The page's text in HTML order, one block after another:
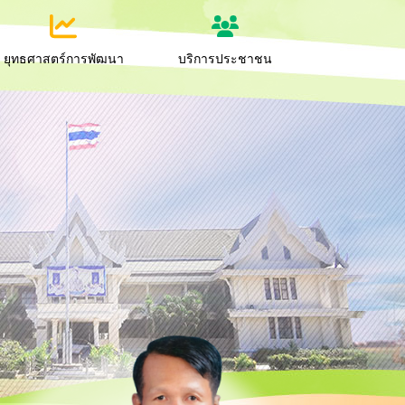
ยุทธศาสตร์การพัฒนา บริการประชาชน